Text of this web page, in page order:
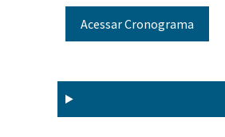
Acessar Cronograma